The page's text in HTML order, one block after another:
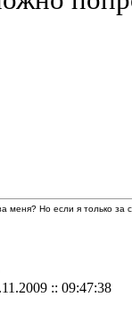
меня? Но если я только
:: 09:47:38